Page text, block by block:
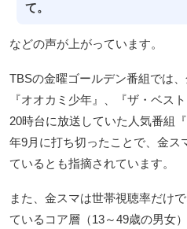
て。
などの声が上がっています。
TBSの金曜ゴールデン番組では
『オオカミ少年』、『ザ・ベス
20時台に放送していた人気番組
年9月に打ち切ったことで、金ス
ているとも指摘されています。
また、金スマは世帯視聴率だけ
ているコア層（13～49歳の男女